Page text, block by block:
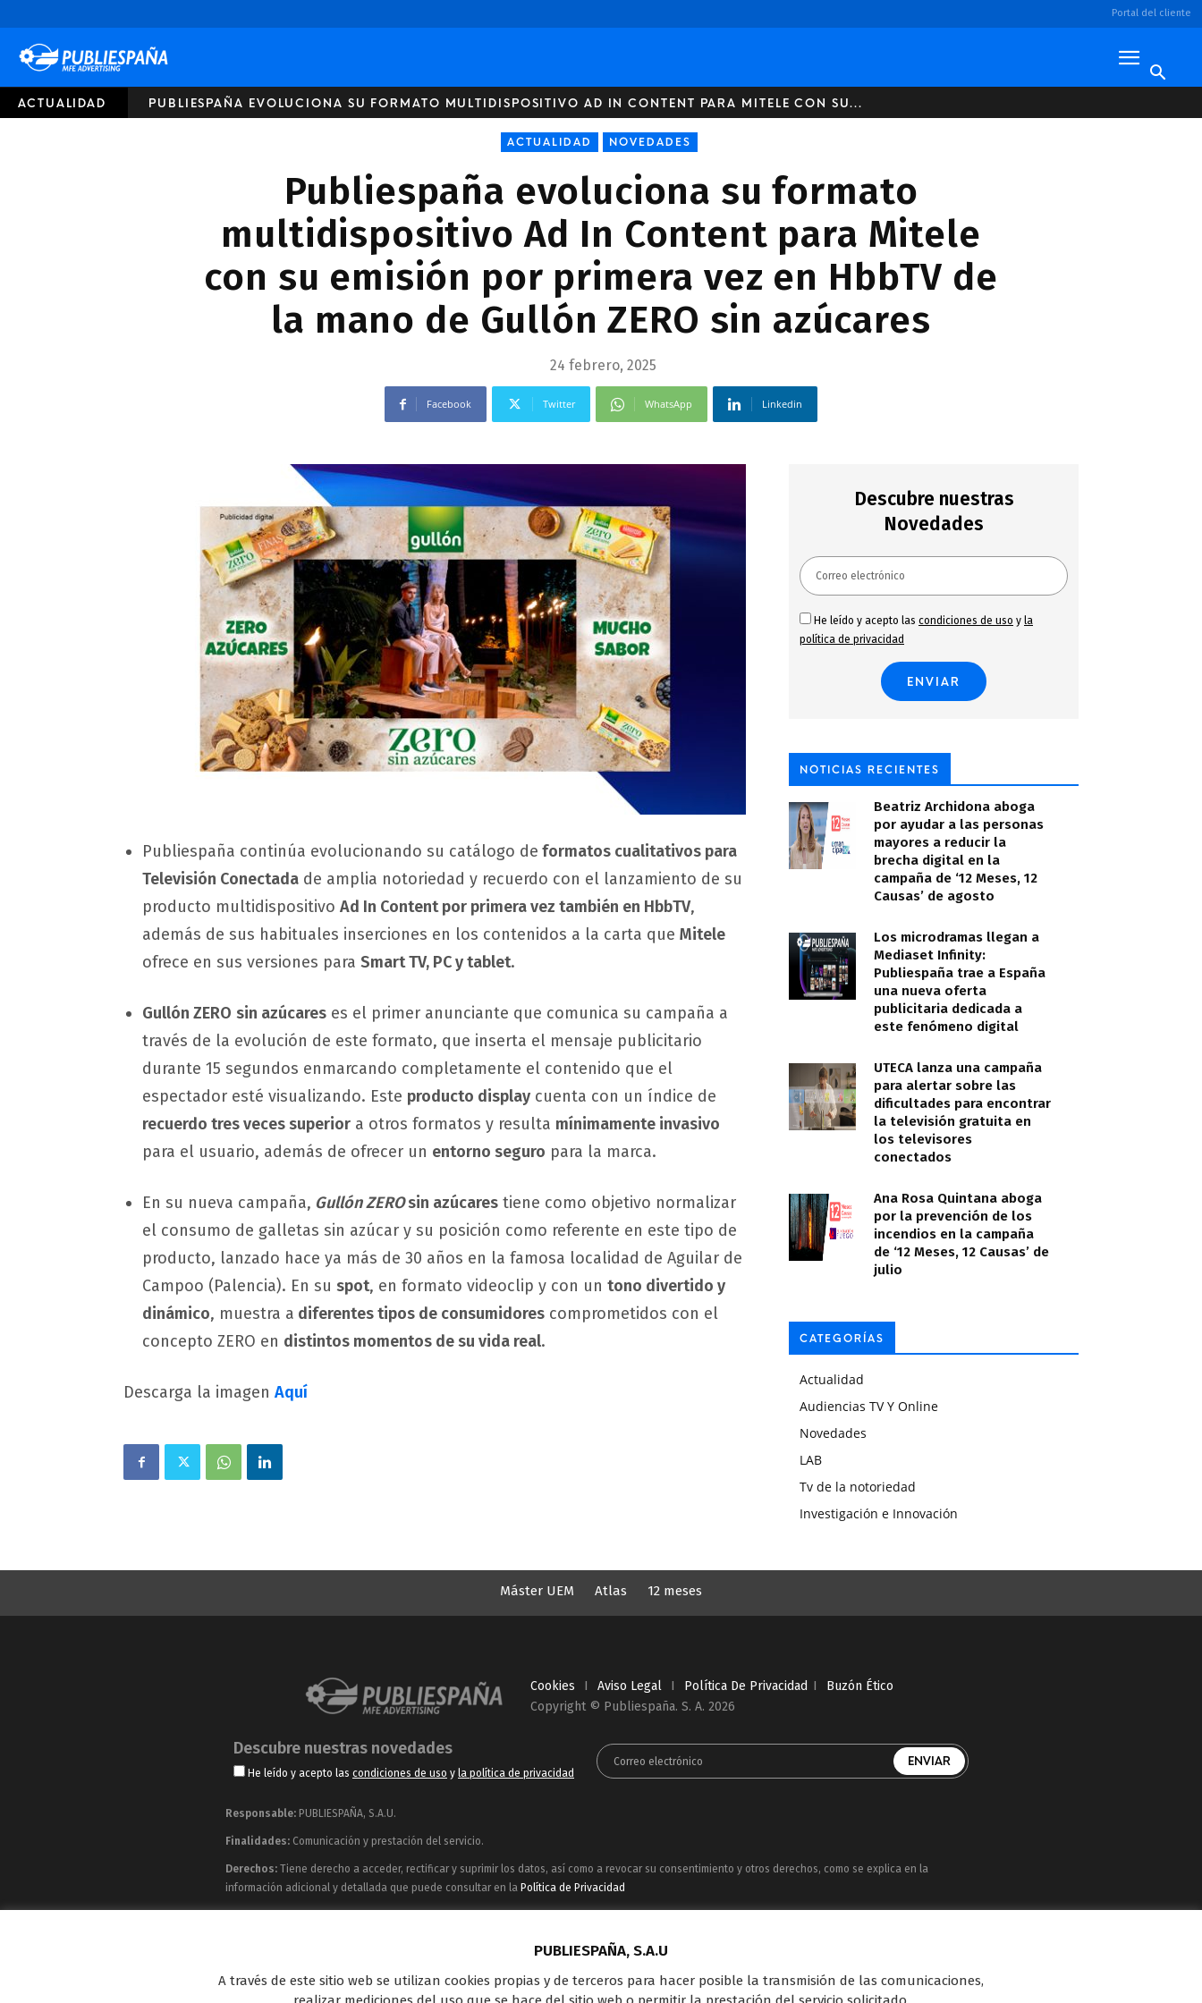
Portal del cliente
ACTUALIDAD PUBLIESPAÑA EVOLUCIONA SU FORMATO MULTIDISPOSITIVO AD IN CONTENT PARA MITELE CON SU...
ACTUALIDAD NOVEDADES
Publiespaña evoluciona su formato
multidispositivo Ad In Content para Mitele
con su emisión por primera vez en HbbTV de
la mano de Gullón ZERO sin azúcares
24 febrero, 2025
Facebook Twitter WhatsApp Linkedin
Publiespaña continúa evolucionando su catálogo de formatos cualitativos para
Televisión Conectada de amplia notoriedad y recuerdo con el lanzamiento de su
producto multidispositivo Ad In Content por primera vez también en HbbTV,
además de sus habituales inserciones en los contenidos a la carta que Mitele
ofrece en sus versiones para Smart TV, PC y tablet.
Gullón ZERO sin azúcares es el primer anunciante que comunica su campaña a
través de la evolución de este formato, que inserta el mensaje publicitario
durante 15 segundos enmarcando completamente el contenido que el
espectador esté visualizando. Este producto display cuenta con un índice de
recuerdo tres veces superior a otros formatos y resulta mínimamente invasivo
para el usuario, además de ofrecer un entorno seguro para la marca.
En su nueva campaña, Gullón ZEROsin azúcares tiene como objetivo normalizar
el consumo de galletas sin azúcar y su posición como referente en este tipo de
producto, lanzado hace ya más de 30 años en la famosa localidad de Aguilar de
Campoo (Palencia). En su spot, en formato videoclip y con un tono divertido y
dinámico, muestra a diferentes tipos de consumidores comprometidos con el
concepto ZERO en distintos momentos de su vida real.
Descarga la imagen Aquí
Descubre nuestras
Novedades
He leído y acepto las condiciones de uso y la
política de privacidad
NOTICIAS RECIENTES
Beatriz Archidona aboga
por ayudar a las personas
mayores a reducir la
brecha digital en la
campaña de ‘12 Meses, 12
Causas’ de agosto
Los microdramas llegan a
Mediaset Infinity:
Publiespaña trae a España
una nueva oferta
publicitaria dedicada a
este fenómeno digital
UTECA lanza una campaña
para alertar sobre las
dificultades para encontrar
la televisión gratuita en
los televisores
conectados
Ana Rosa Quintana aboga
por la prevención de los
incendios en la campaña
de ‘12 Meses, 12 Causas’ de
julio
CATEGORÍAS
Actualidad
Audiencias TV Y Online
Novedades
LAB
Tv de la notoriedad
Investigación e Innovación
Máster UEM Atlas 12 meses
Cookies I Aviso Legal I Política De Privacidad I
Buzón Ético
Copyright © Publiespaña. S. A. 2026
Descubre nuestras novedades
He leído y acepto las condiciones de uso y la política de privacidad
Responsable: PUBLIESPAÑA, S.A.U.
Finalidades: Comunicación y prestación del servicio.
Derechos: Tiene derecho a acceder, rectificar y suprimir los datos, así como a revocar su consentimiento y otros derechos, como se explica en la
información adicional y detallada que puede consultar en la Política de Privacidad
Energy y Be Mad, así como de una amplia oferta en el panorama de medios y con una gran experiencia en la comercialización de diferentes soportes en Internet y TV
Outdoor Digital.
PUBLIESPAÑA, S.A.U
A través de este sitio web se utilizan cookies propias y de terceros para hacer posible la transmisión de las comunicaciones,